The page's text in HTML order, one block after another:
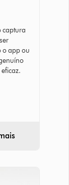
captura
o app ou